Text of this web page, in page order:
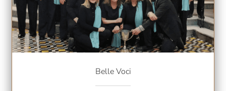
Belle Voci